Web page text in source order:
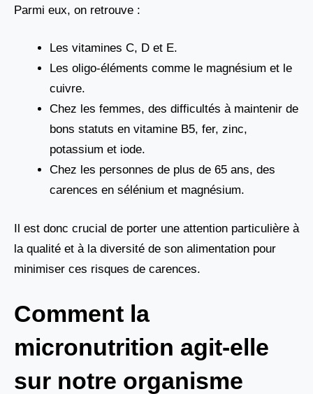
Parmi eux, on retrouve :
Les vitamines C, D et E.
Les oligo-éléments comme le magnésium et le
cuivre.
Chez les femmes, des difficultés à maintenir de
bons statuts en vitamine B5, fer, zinc,
potassium et iode.
Chez les personnes de plus de 65 ans, des
carences en sélénium et magnésium.
Il est donc crucial de porter une attention particulière à
la qualité et à la diversité de son alimentation pour
minimiser ces risques de carences.
Comment la
micronutrition agit-elle
sur notre organisme